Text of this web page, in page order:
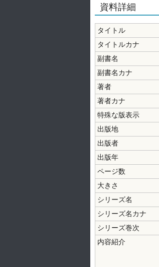
資料詳細
タイトル
タイトルカナ
副書名
副書名カナ
著者
著者カナ
特殊な版表示
出版地
出版者
出版年
ページ数
大きさ
シリーズ名
シリーズ名カナ
シリーズ巻次
内容紹介